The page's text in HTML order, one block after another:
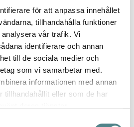
för att anpassa innehållet
tillhandahålla funktioner
vår trafik. Vi
identifierare och annan
till de sociala medier och
som vi samarbetar med.
informationen med annan
tillhandahållit eller som de har
04-07